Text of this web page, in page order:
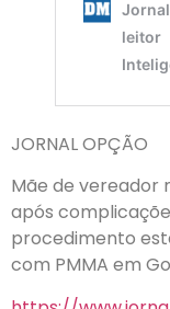
JORNAL OPÇÃO
Mãe de vereador
após
procedimento
com PMMA em